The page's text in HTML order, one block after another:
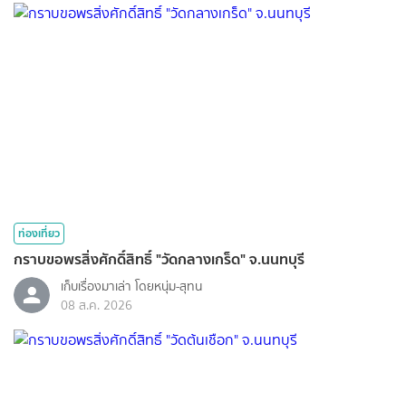
ท่องเที่ยว
กราบขอพรสิ่งศักดิ์สิทธิ์ "วัดกลางเกร็ด" จ.นนทบุรี
เก็บเรื่องมาเล่า โดยหนุ่ม-สุทน
08 ส.ค. 2026